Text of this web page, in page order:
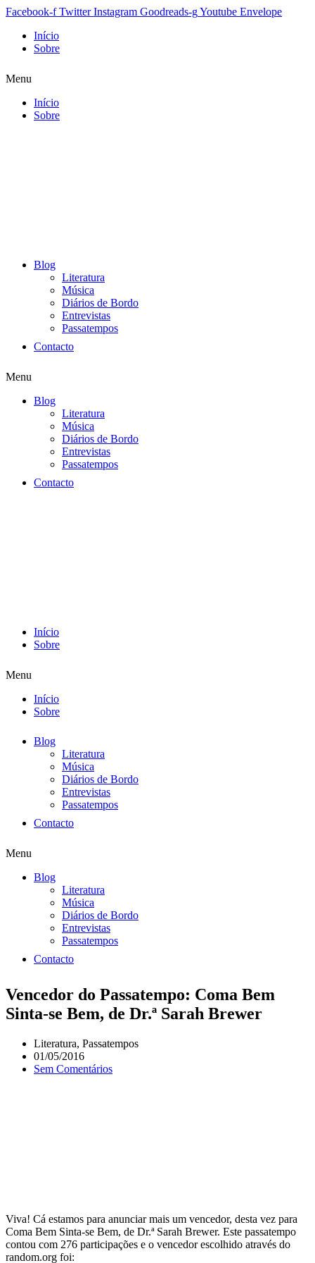
Facebook-f Twitter Instagram Goodreads-gYoutube Envelope
Início
Sobre
Menu
Início
Sobre
Blog
Literatura
Música
Diários de Bordo
Entrevistas
Passatempos
Contacto
Menu
Blog
Literatura
Música
Diários de Bordo
Entrevistas
Passatempos
Contacto
Início
Sobre
Menu
Início
Sobre
Blog
Literatura
Música
Diários de Bordo
Entrevistas
Passatempos
Contacto
Menu
Blog
Literatura
Música
Diários de Bordo
Entrevistas
Passatempos
Contacto
Vencedor do Passatempo: Coma Bem
Sinta-se Bem, de Dr.ª Sarah Brewer
Literatura, Passatempos
01/05/2016
Sem Comentários
Viva! Cá estamos para anunciar mais um vencedor, desta vez para
Coma Bem Sinta-se Bem, de Dr.ª Sarah Brewer. Este passatempo
contou com 276 participações e o vencedor escolhido através do
random.org foi: